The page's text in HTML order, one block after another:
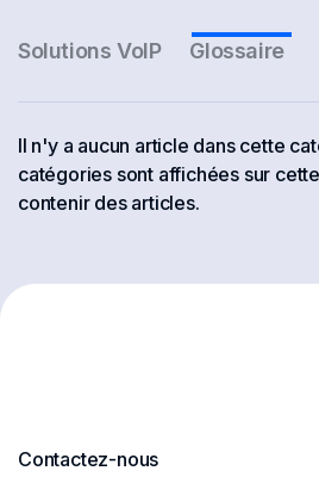
Solutions VoIP Glossaire
Il n'y a aucun article dans cette
catégories sont affichées sur
contenir des articles.
Contactez-nous